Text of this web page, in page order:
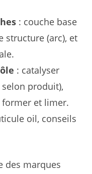
: couche base
structure (arc), et
: catalyser
produit),
et limer.
oil, conseils
des marques